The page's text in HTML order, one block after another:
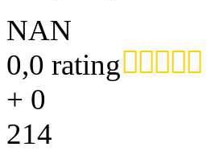
NAN
0,0 rating
+ 0
214